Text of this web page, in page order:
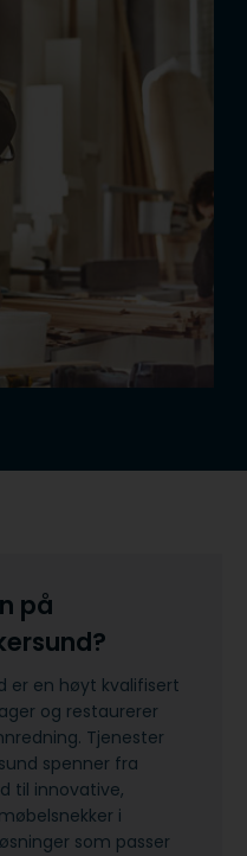
på
er en høyt kvalifisert
og restaurerer
Tjenester
spenner fra
til innovative,
i
som passer